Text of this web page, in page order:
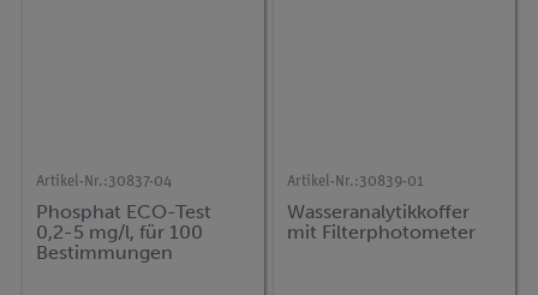
Artikel-Nr.:30837-04
Phosphat ECO-Test
0,2-5 mg/l, für 100
Bestimmungen
Artikel-Nr.:30839-01
Wasseranalytikkoffer
mit Filterphotometer